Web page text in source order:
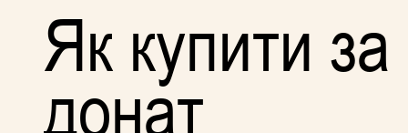
Як купити за
донат